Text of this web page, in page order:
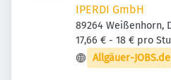
IPERDI GmbH
89264 Weißenhorn,
17,66 € - 18 € pro
Allgäuer-JOBS.de